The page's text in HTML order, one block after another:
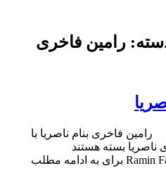
رامین فاخری
ناصریا بسته هستند
رامین فاخری بنام ناصریا با
بالاترین کیفیت Ramin Fakheri – Nasseria برای به ادامه مطلب